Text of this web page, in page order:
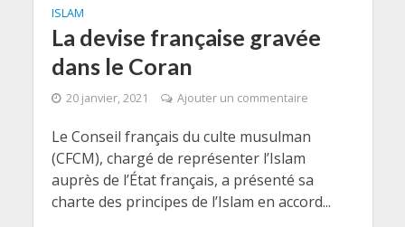
ISLAM
La devise française gravée
dans le Coran
20 janvier, 2021 Ajouter un commentaire
Le Conseil français du culte musulman
(CFCM), chargé de représenter l’Islam
auprès de l’État français, a présenté sa
charte des principes de l’Islam en accord...